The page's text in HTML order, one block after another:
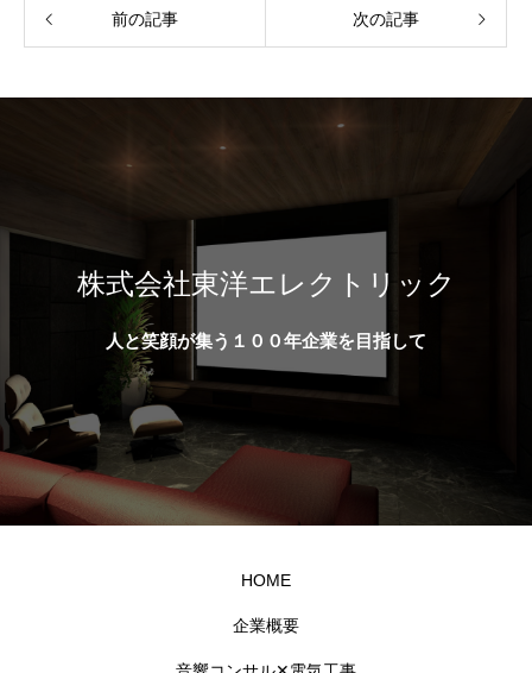
前の記事 次の記事
株式会社東洋エレクトリック
人と笑顔が集う１００年企業を目指して
HOME
企業概要